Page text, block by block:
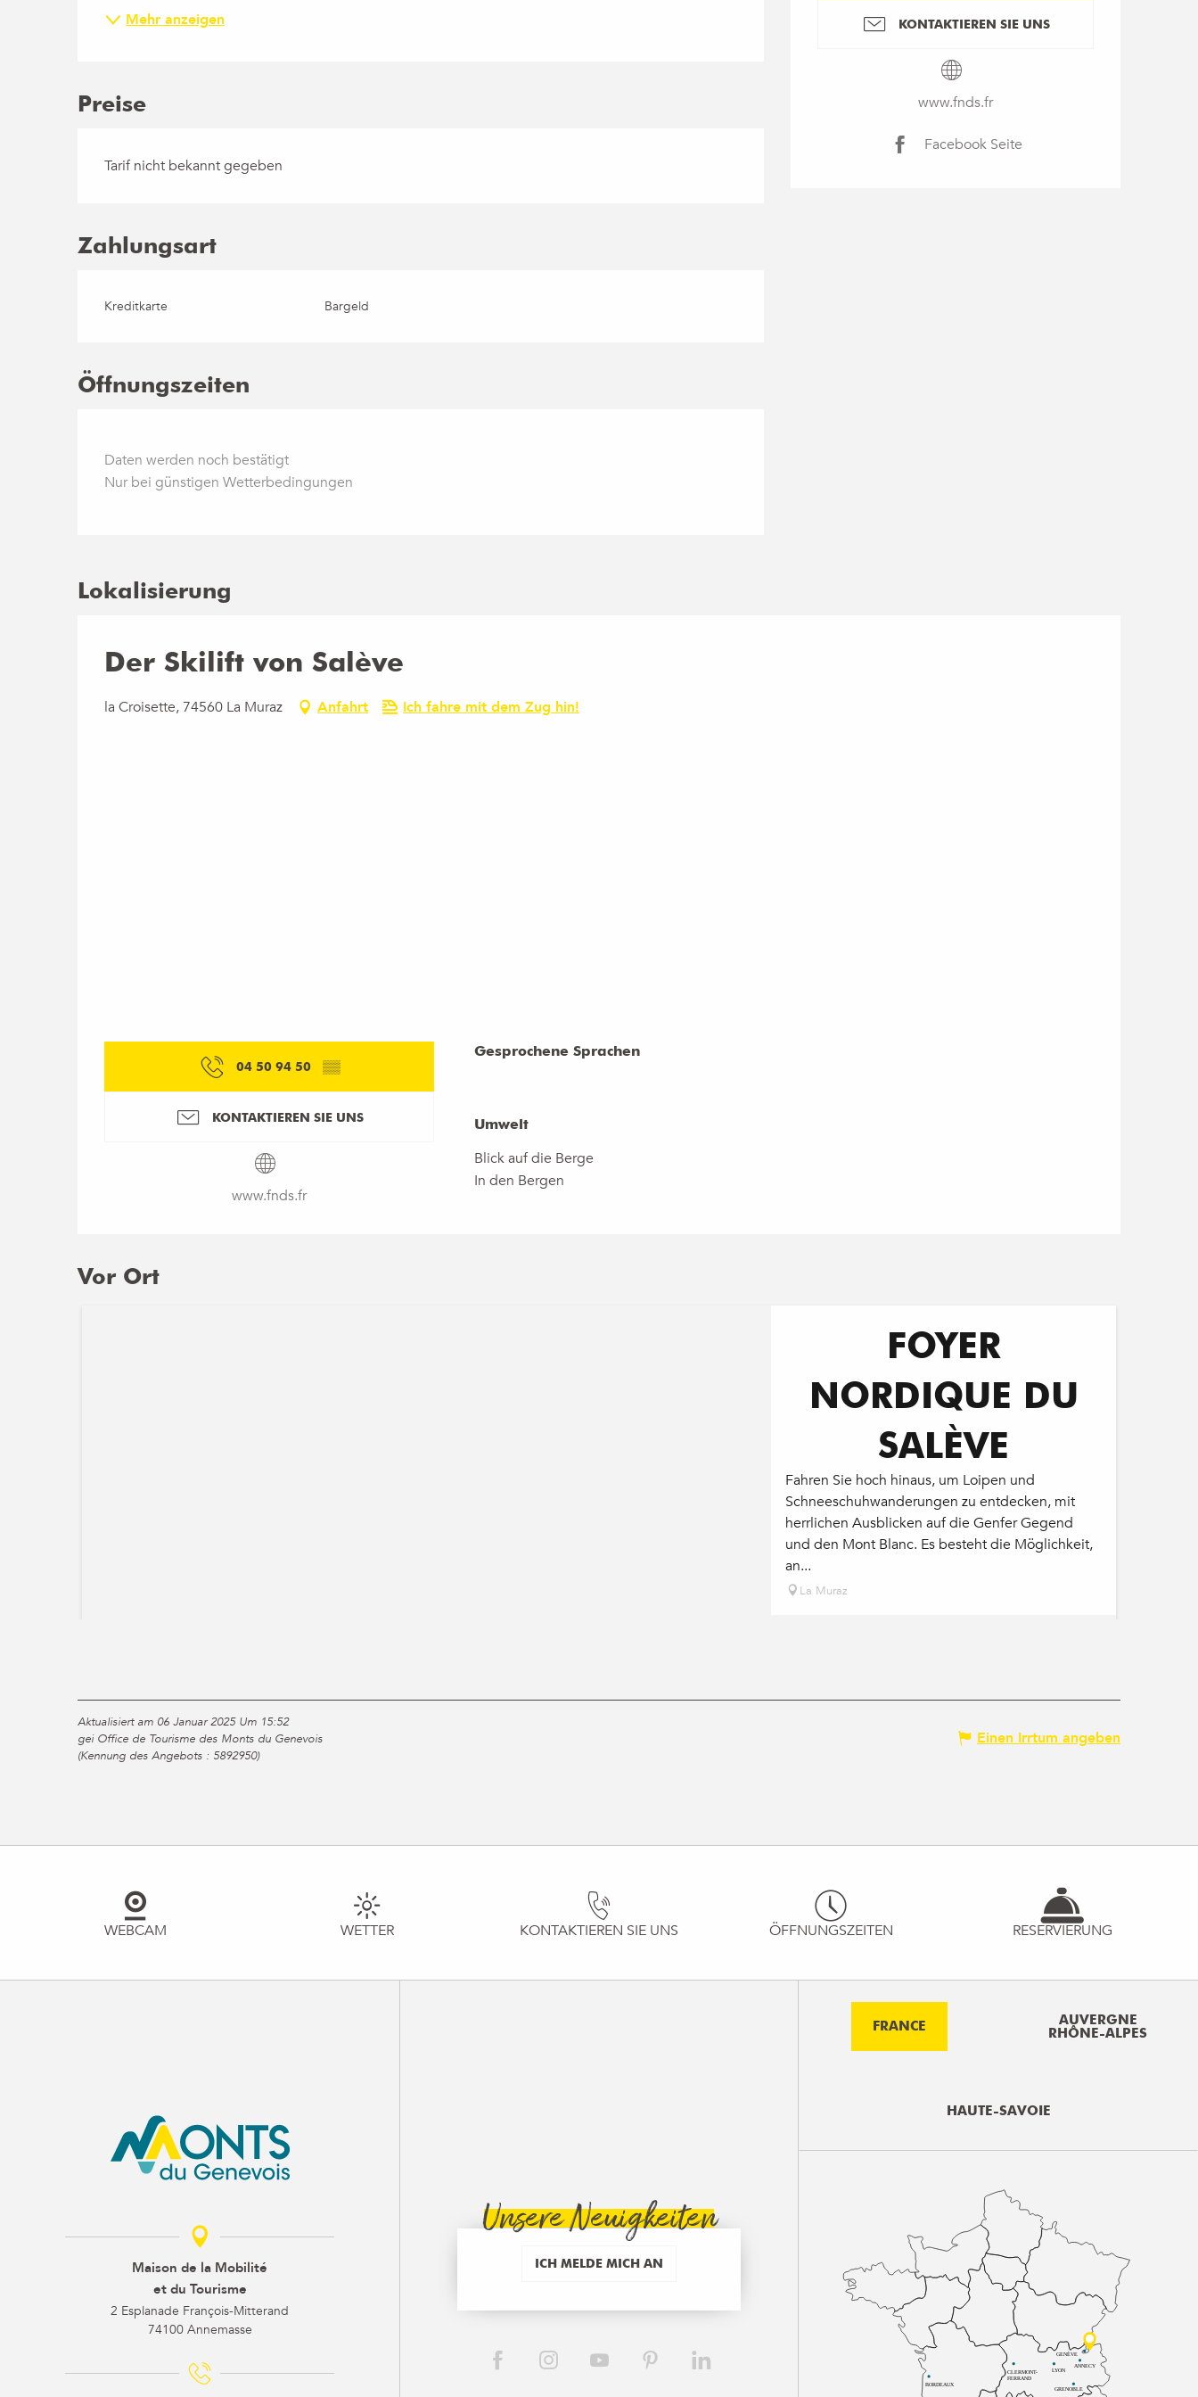
KONTAKTIEREN SIE UNS
www.fnds.fr
Facebook Seite
Mehr anzeigen
Preise
Tarif nicht bekannt gegeben
Zahlungsart
Kreditkarte Bargeld
Öffnungszeiten
Daten werden noch bestätigt
Nur bei günstigen Wetterbedingungen
Lokalisierung
Der Skilift von Salève
la Croisette, 74560 La Muraz Anfahrt Ich fahre mit dem Zug hin!
04 50 94 50 ▒▒
KONTAKTIEREN SIE UNS
www.fnds.fr
Gesprochene Sprachen
Gesprochene Sprachen
Umwelt
Umwelt
Blick auf die Berge
In den Bergen
Vor Ort
FOYER
NORDIQUE DU
SALÈVE
Fahren Sie hoch hinaus, um Loipen und
Schneeschuhwanderungen zu entdecken, mit
herrlichen Ausblicken auf die Genfer Gegend
und den Mont Blanc. Es besteht die Möglichkeit,
an...
La Muraz
Aktualisiert am 06 Januar 2025 Um 15:52
gei Office de Tourisme des Monts du Genevois
(Kennung des Angebots : 5892950)
Einen Irrtum angeben
WEBCAM WETTER KONTAKTIEREN SIE UNS ÖFFNUNGSZEITEN RESERVIERUNG
Maison de la Mobilité
et du Tourisme
2 Esplanade François-Mitterand
74100 Annemasse
Unsere Neuigkeiten
ICH MELDE MICH AN
FRANCE
AUVERGNE
RHÔNE-ALPES
HAUTE-SAVOIE
BORDEAUX
CLERMONT-
FERRAND
LYON
ANNECY
GRENOBLE
GENÈVE